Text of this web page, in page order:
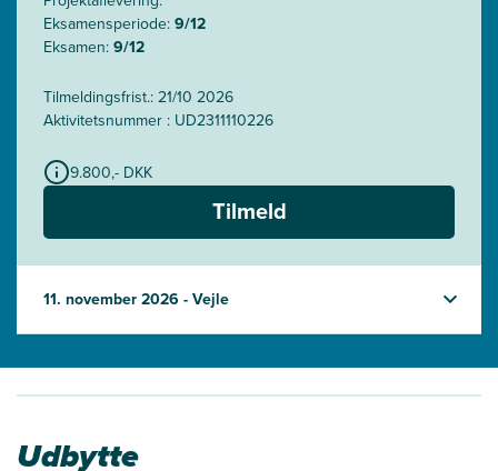
Eksamensperiode:9/12
Eksamen:9/12
Tilmeldingsfrist.: 21/10 2026
Aktivitetsnummer : UD2311110226
9.800,- DKK
Tilmeld
11. november 2026 - Vejle
Udbytte